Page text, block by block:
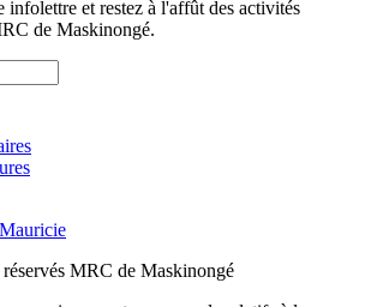
infolettre et restez à l'affût des activités
de Maskinongé.
MRC de Maskinongé